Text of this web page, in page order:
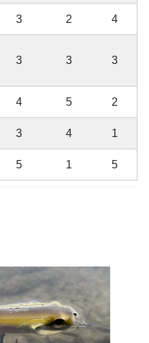
3 2 4
3 3 3
4 5 2
3 4 1
5 1 5